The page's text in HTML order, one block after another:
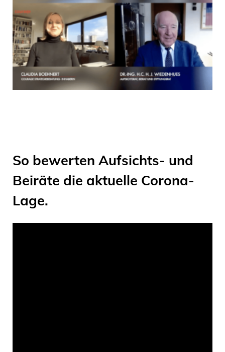
So bewerten Aufsichts- und
Beiräte die aktuelle Corona-
Lage.